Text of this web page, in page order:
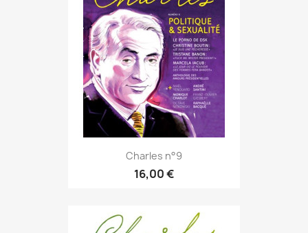
Charles n°9
16,00 €